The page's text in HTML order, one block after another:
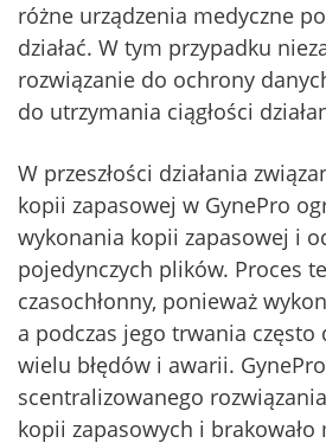
różne urządzenia medyczne
działać. W tym przypadku
rozwiązanie do ochrony
do utrzymania ciągłości
W przeszłości działania
kopii zapasowej w GynePro
wykonania kopii zapasowej i
pojedynczych plików. Proces
czasochłonny, ponieważ
a podczas jego trwania często
wielu błędów i awarii.
scentralizowanego
kopii zapasowych i